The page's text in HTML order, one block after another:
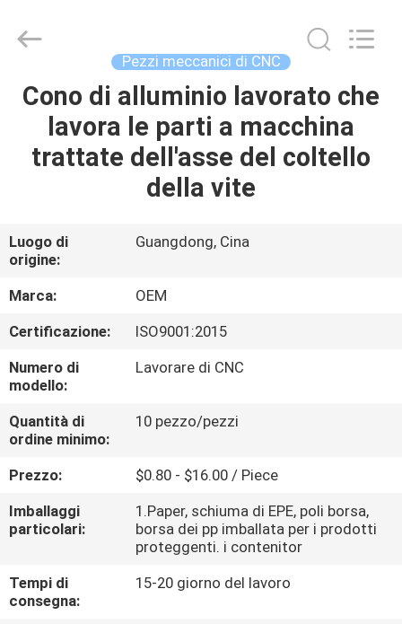
CASA.
PRODOTTI
DI
NOI
VISITA
ALLA
FABBRICA
CONTROLLO
DELLA
QUALITÀ
CONTATTACI
Technology
Rights
Reserved.
Pezzi meccanici di CNC
Cono di alluminio lavorato che
lavora le parti a macchina
trattate dell'asse del coltello
della vite
Luogo di
origine:
Guangdong, Cina
Marca:
OEM
Certificazione:
ISO9001:2015
Numero di
modello:
Lavorare di CNC
Quantità di
ordine minimo:
10 pezzo/pezzi
Prezzo:
$0.80 - $16.00 / Piece
Imballaggi
particolari:
1.Paper, schiuma di EPE, poli borsa,
borsa dei pp imballata per i prodotti
proteggenti. i contenitor
Tempi di
consegna:
15-20 giorno del lavoro